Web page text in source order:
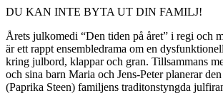
DU KAN INTE BYTA UT DIN FAMILJ!
Årets julkomedi “Den tiden på året” i regi och
är ett rappt ensembledrama om en
kring julbord, klappar och gran. Tillsammans
och sina barn Maria och Jens-Peter planerar
(Paprika Steen) familjens traditonstyngda